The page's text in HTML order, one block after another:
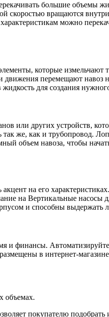
большие объемы
вращаются
можно
которые измельчают
перемещают навоз
для создания
или других устройств,
же, как и трубопровод.
объем навоза, чтобы
на его
на Вертикальные
и способны выдержать
и финансы.
в интернет-
объемах.
покупателю подобрать